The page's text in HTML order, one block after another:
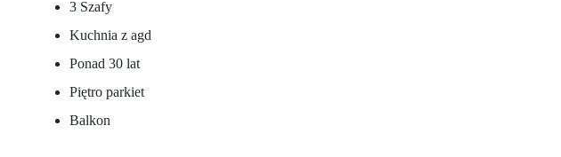
3 Szafy
Kuchnia z agd
Ponad 30 lat
Piętro parkiet
Balkon